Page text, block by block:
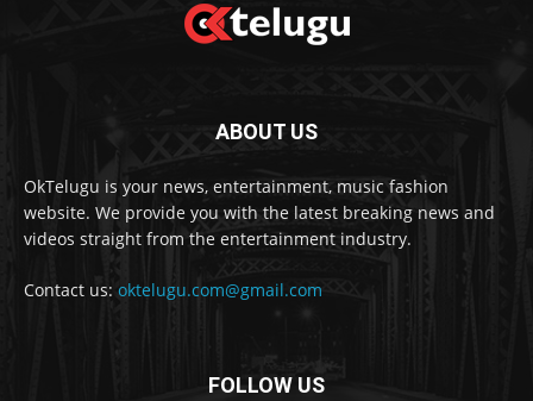
ABOUT US
OkTelugu is your news, entertainment, music fashion
website. We provide you with the latest breaking news and
videos straight from the entertainment industry.
Contact us: oktelugu.com@gmail.com
FOLLOW US